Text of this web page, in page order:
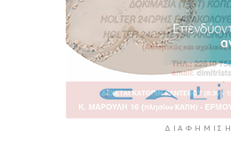
ΔΙΑΦΉΜΙΣΗ